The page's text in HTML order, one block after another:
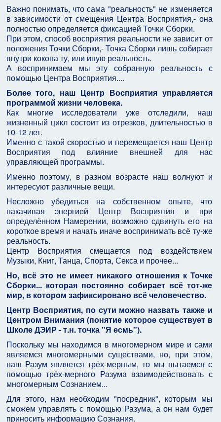
Важно понимать, что сама "реальность" не изменяется
в зависимости от смещения Центра Восприятия,- она
полностью определяется фиксацией Точки Сборки.
При этом, способ восприятия реальности не зависит от
положения Точки Сборки,- Точка Сборки лишь собирает
внутри кокона ту, или иную реальность.
А воспринимаем мы эту собранную реальность с
помощью Центра Восприятия....
Более того, наш Центр Восприятия управляется
программой жизни человека.
Как многие исследователи уже отследили, наш
жизненный цикл состоит из отрезков, длительностью в
10-12 лет.
Именно с такой скоростью и перемещается наш Центр
Восприятия под влияние внешней для нас
управляющей программы.
Именно поэтому, в разном возрасте наш волнуют и
интересуют различные вещи.
Несложно убедиться на собственном опыте, что
накачивая энергией Центр Восприятия и при
определённом Намерении, возможно сдвинуть его на
короткое время и начать иначе воспринимать всё ту-же
реальность.
Центр Восприятия смещается под воздействием
Музыки, Книг, Танца, Спорта, Секса и прочее...
Но, всё это не имеет никакого отношения к Точке
Сборки... которая постоянно собирает всё тот-же
мир, в котором зафиксировано всё человечество.
Центр Восприятия, по сути можно назвать также и
Центром Внимания (понятие которое существует в
Школе ДЭИР - т.н. точка "Я есмь").
Поскольку мы находимся в многомерном мире и сами
являемся многомерными существами, но, при этом,
наш Разум является трёх-мерным, то мы пытаемся с
помощью трёх-мерного Разума взаимодействовать с
многомерным Сознанием...
Для этого, нам необходим "посредник", которым мы
сможем управлять с помощью Разума, а он нам будет
приносить информацию Сознания.